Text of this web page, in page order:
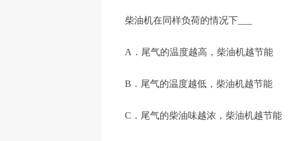
柴油机在同样负荷的情况下___
A．尾气的温度越高，柴油机越节能
B．尾气的温度越低，柴油机越节能
C．尾气的柴油味越浓，柴油机越节能